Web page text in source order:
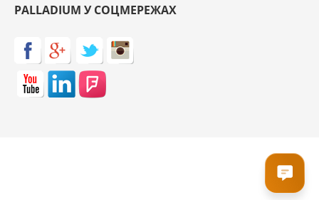
PALLADIUM У СОЦМЕРЕЖАХ